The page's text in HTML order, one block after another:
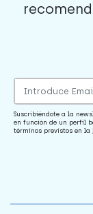
Suscribiéndote a la
en función de un perfil
términos previstos en la